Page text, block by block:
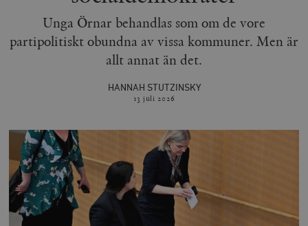
Unga Örnar behandlas som om de vore
partipolitiskt obundna av vissa kommuner. Men är
allt annat än det.
HANNAH STUTZINSKY
13 juli 2026